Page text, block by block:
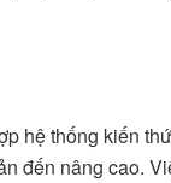
hệ thống kiến
đến nâng cao.